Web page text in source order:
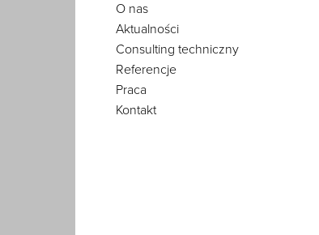
O nas
Aktualności
Consulting techniczny
Referencje
Praca
Kontakt